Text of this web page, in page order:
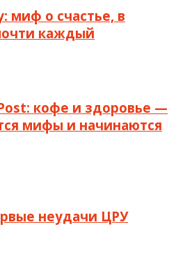
миф о счастье, в
каждый
кофе и здоровье —
мифы и начинаются
неудачи ЦРУ